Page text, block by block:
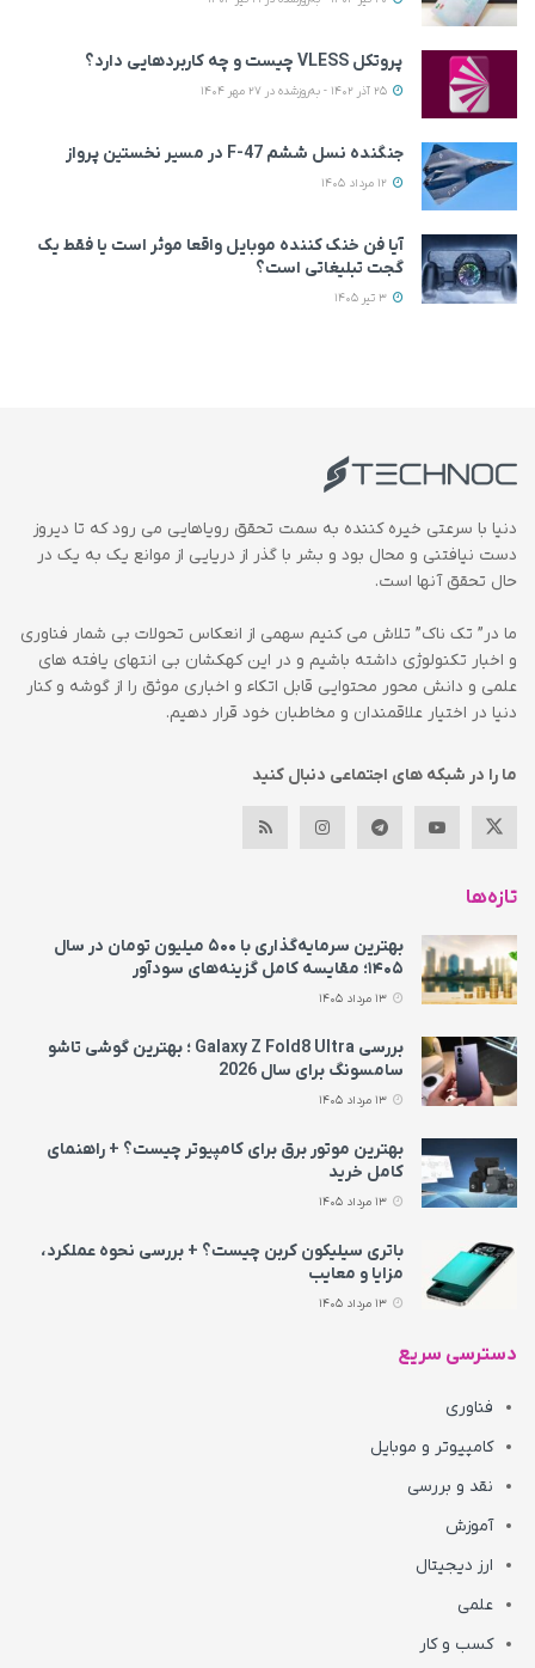
پروتکل VLESS چیست و چه کاربردهایی دارد؟
جنگنده نسل ششم F-47 در مسیر نخستین پرواز
آیا فن خنک کننده موبایل واقعا موثر است یا فقط یک
گجت تبلیغاتی است؟
دنیا با سرعتی خیره کننده به سمت تحقق رویاهایی می رود که تا دیروز
دست نیافتنی و محال بود و بشر با گذر از دریایی از موانع یک به یک در
حال تحقق آنها است.
ما در” تک ناک” تلاش می کنیم سهمی از انعکاس تحولات بی شمار فناوری
و اخبار تکنولوژی داشته باشیم و در این کهکشان بی انتهای یافته های
علمی و دانش محور محتوایی قابل اتکاء و اخباری موثق را از گوشه و کنار
دنیا در اختیار علاقمندان و مخاطبان خود قرار دهیم.
ما را در شبکه های اجتماعی دنبال کنید
تازه‌ها
بهترین سرمایه‌گذاری با ۵۰۰ میلیون تومان در سال
۱۴۰۵؛ مقایسه کامل گزینه‌های سودآور
بررسی Galaxy Z Fold8 Ultra ؛ بهترین گوشی تاشو
سامسونگ برای سال 2026
بهترین موتور برق برای کامپیوتر چیست؟ + راهنمای
کامل خرید
باتری سیلیکون کربن چیست؟ + بررسی نحوه عملکرد،
مزایا و معایب
دسترسی سریع
فناوری
کامپیوتر و موبایل
نقد و بررسی
آموزش
ارز دیجیتال
علمی
کسب و کار